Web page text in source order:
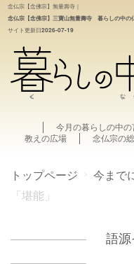
念仏宗【念佛宗】無量壽寺｜
念仏宗【念佛宗】三寶山無量壽寺 暮らしの中の
サイト更新日 2026-07-19
今月の暮らしの中の
教えの広場
念仏宗の
トップページ 今まで
「堪能」
語源